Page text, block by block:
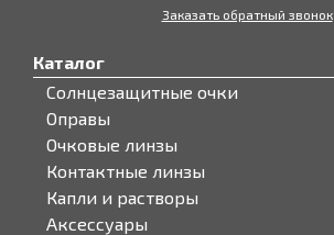
Заказать обратный звонок
Каталог
Солнцезащитные очки
Оправы
Очковые линзы
Контактные линзы
Капли и растворы
Аксессуары